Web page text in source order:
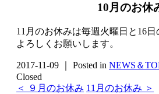
10月のお休
11月のお休みは毎週火曜日と16日
よろしくお願いします。
2017-11-09 ｜ Posted in NEWS＆
Closed
＜ ９月のお休み 11月のお休み ＞